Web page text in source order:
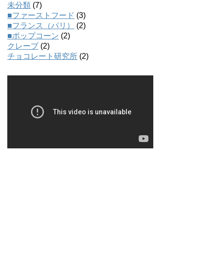
未分類 (7)
■ファーストフード (3)
■フランス（パリ）
(2)
■ポップコーン (2)
クレープ(2)
チョコレート研究所 (2)